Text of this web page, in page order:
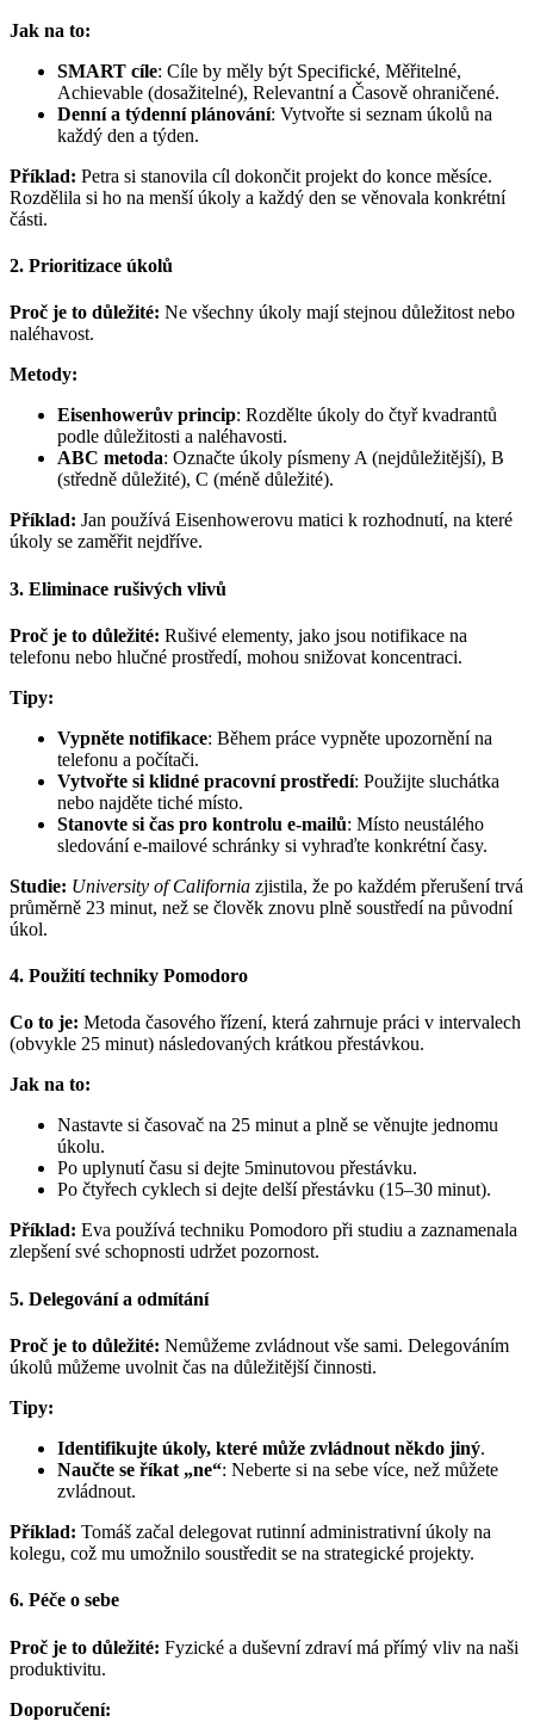
Jak na to:
SMART cíle: Cíle by měly být Specifické, Měřitelné,
Achievable (dosažitelné), Relevantní a Časově ohraničené.
Denní a týdenní plánování: Vytvořte si seznam úkolů na
každý den a týden.
Příklad: Petra si stanovila cíl dokončit projekt do konce měsíce.
Rozdělila si ho na menší úkoly a každý den se věnovala konkrétní
části.
2. Prioritizace úkolů
Proč je to důležité: Ne všechny úkoly mají stejnou důležitost nebo
naléhavost.
Metody:
Eisenhowerův princip: Rozdělte úkoly do čtyř kvadrantů
podle důležitosti a naléhavosti.
ABC metoda: Označte úkoly písmeny A (nejdůležitější), B
(středně důležité), C (méně důležité).
Příklad: Jan používá Eisenhowerovu matici k rozhodnutí, na které
úkoly se zaměřit nejdříve.
3. Eliminace rušivých vlivů
Proč je to důležité: Rušivé elementy, jako jsou notifikace na
telefonu nebo hlučné prostředí, mohou snižovat koncentraci.
Tipy:
Vypněte notifikace: Během práce vypněte upozornění na
telefonu a počítači.
Vytvořte si klidné pracovní prostředí: Použijte sluchátka
nebo najděte tiché místo.
Stanovte si čas pro kontrolu e-mailů: Místo neustálého
sledování e-mailové schránky si vyhraďte konkrétní časy.
Studie: University of California zjistila, že po každém přerušení trvá
průměrně 23 minut, než se člověk znovu plně soustředí na původní
úkol.
4. Použití techniky Pomodoro
Co to je: Metoda časového řízení, která zahrnuje práci v intervalech
(obvykle 25 minut) následovaných krátkou přestávkou.
Jak na to:
Nastavte si časovač na 25 minut a plně se věnujte jednomu
úkolu.
Po uplynutí času si dejte 5minutovou přestávku.
Po čtyřech cyklech si dejte delší přestávku (15–30 minut).
Příklad: Eva používá techniku Pomodoro při studiu a zaznamenala
zlepšení své schopnosti udržet pozornost.
5. Delegování a odmítání
Proč je to důležité: Nemůžeme zvládnout vše sami. Delegováním
úkolů můžeme uvolnit čas na důležitější činnosti.
Tipy:
Identifikujte úkoly, které může zvládnout někdo jiný.
Naučte se říkat „ne“: Neberte si na sebe více, než můžete
zvládnout.
Příklad: Tomáš začal delegovat rutinní administrativní úkoly na
kolegu, což mu umožnilo soustředit se na strategické projekty.
6. Péče o sebe
Proč je to důležité: Fyzické a duševní zdraví má přímý vliv na naši
produktivitu.
Doporučení: